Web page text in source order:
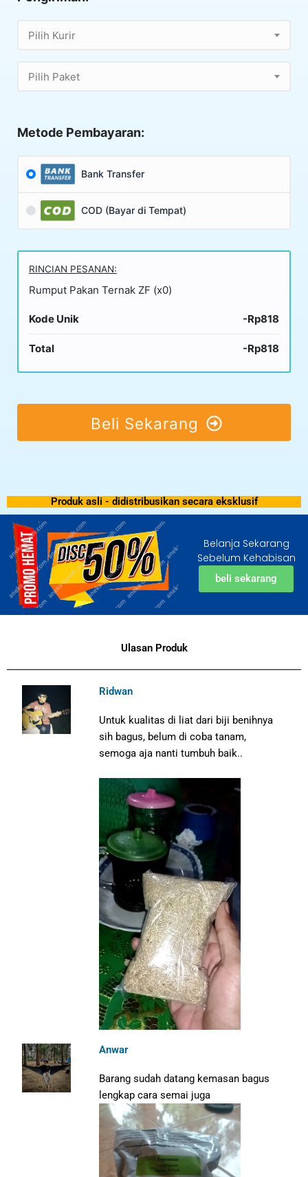
Pilih Kurir
Pilih Paket
Metode Pembayaran:
Bank Transfer
COD (Bayar di Tempat)
RINCIAN PESANAN:
Rumput Pakan Ternak ZF (x0)
Kode Unik -Rp818
Total -Rp818
Beli Sekarang
Produk asli - didistribusikan secara eksklusif
Belanja Sekarang
Sebelum Kehabisan
beli sekarang
Ulasan Produk
Ridwan
Untuk kualitas di liat dari biji benihnya
sih bagus, belum di coba tanam,
semoga aja nanti tumbuh baik..
Anwar
Barang sudah datang kemasan bagus
lengkap cara semai juga